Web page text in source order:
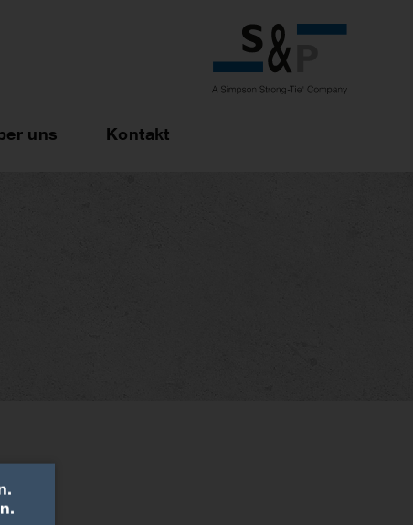
uns Kontakt